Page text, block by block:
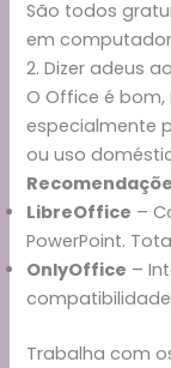
São todos
em
2. Dizer adeus
O Office é
especialmente
ou uso
LibreOffice –
PowerPoint.
OnlyOffice –
Trabalha com